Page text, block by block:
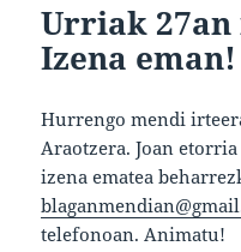
Urriak
Izena eman!
Hurrengo mendi
Araotzera. Joan
izena ematea
telefonoan. Animatu!